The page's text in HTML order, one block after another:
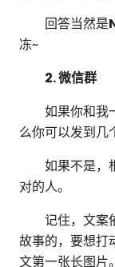
回答当然是
冻~
2. 微信群
如果你和我一
么你可以发到几
如果不是，根
对的人。
记住，文案依
故事的，要想打
文第一张长图片。